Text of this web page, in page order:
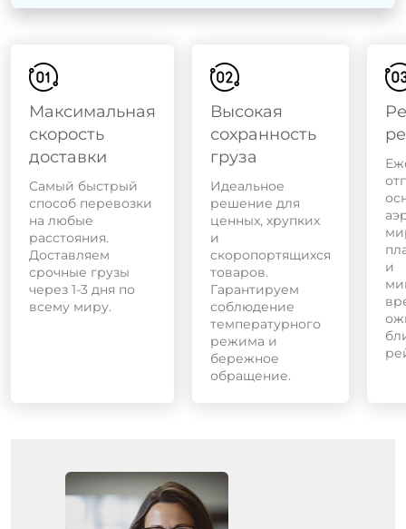
Максимальная
скорость
доставки
Самый быстрый
способ перевозки
на любые
расстояния.
Доставляем
срочные грузы
через 1-3 дня по
всему миру.
Высокая
сохранность
груза
Идеальное
решение для
ценных, хрупких
и
скоропортящихся
товаров.
Гарантируем
соблюдение
температурного
режима и
бережное
обращение.
и